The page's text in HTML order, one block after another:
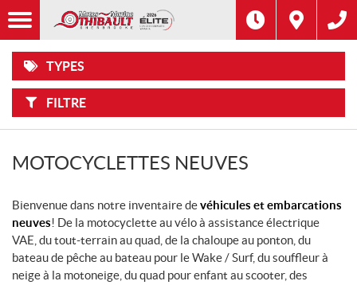
TYPES
FILTRE
MOTOCYCLETTES
SCOOTERS
VÉLOS
ÉLECTRIQUES
VTT
CÔTES-
À-
CÔTES
MOTONEIGES
F
I
L
T
A
Options
Filtre
Type
Année
Prix
MOTOCYCLETTES NEUVES
Bienvenue dans notre inventaire devéhicules et embarcations
neuves! De la motocyclette au vélo à assistance électrique
VAE, du tout-terrain au quad, de la chaloupe au ponton, du
bateau de pêche au bateau pour le Wake / Surf, du souffleur à
neige à la motoneige, du quad pour enfant au scooter, des